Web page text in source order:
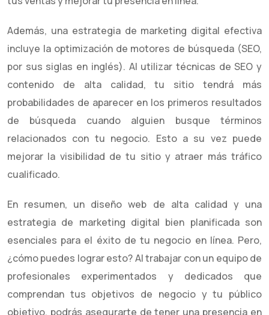
Además, una estrategia de marketing digital efectiva
incluye la optimización de motores de búsqueda (SEO,
por sus siglas en inglés). Al utilizar técnicas de SEO y
contenido de alta calidad, tu sitio tendrá más
probabilidades de aparecer en los primeros resultados
de búsqueda cuando alguien busque términos
relacionados con tu negocio. Esto a su vez puede
mejorar la visibilidad de tu sitio y atraer más tráfico
cualificado.
En resumen, un diseño web de alta calidad y una
estrategia de marketing digital bien planificada son
esenciales para el éxito de tu negocio en línea. Pero,
¿cómo puedes lograr esto? Al trabajar con un equipo de
profesionales experimentados y dedicados que
comprendan tus objetivos de negocio y tu público
objetivo, podrás asegurarte de tener una presencia en